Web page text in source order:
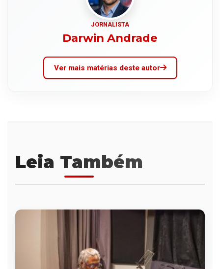
JORNALISTA
Darwin Andrade
Ver mais matérias deste autor
Leia Também